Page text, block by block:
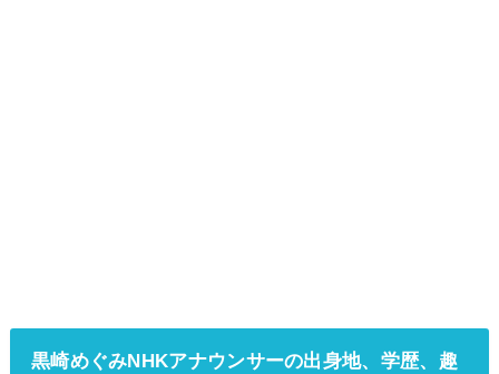
黒崎めぐみNHKアナウンサーの出身地、学歴、趣